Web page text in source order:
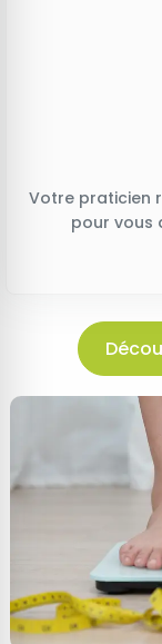
Votre praticien
pour vous